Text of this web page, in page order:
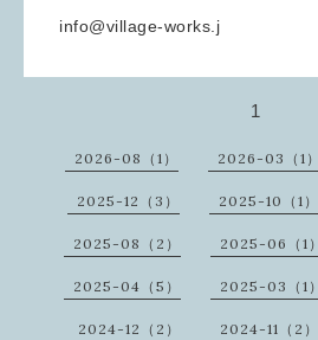
info@village-works.j
1
2026-08（1） 2026-03（1）
2025-12（3） 2025-10（1）
2025-08（2） 2025-06（1）
2025-04（5） 2025-03（1）
2024-12（2） 2024-11（2）